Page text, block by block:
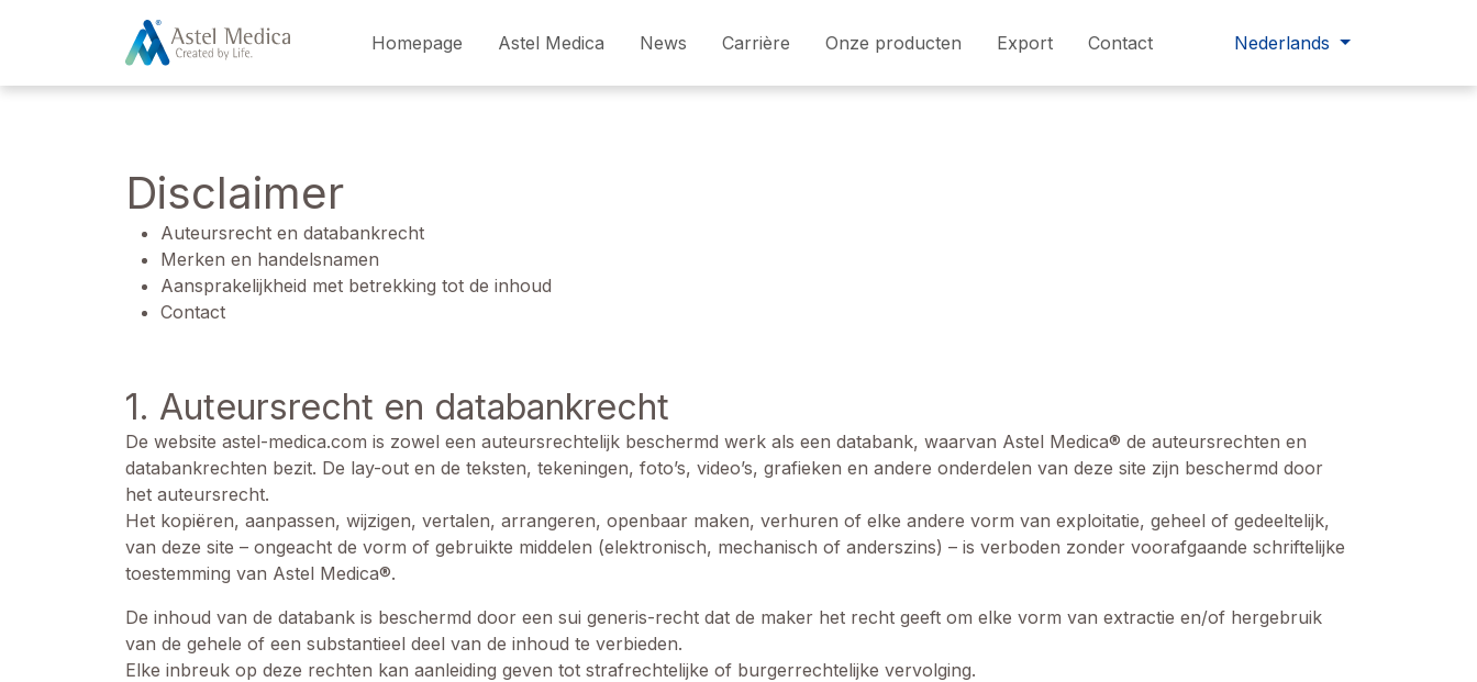
Homepage Astel Medica News Carrière Onze producten Export Contact Nederlands
Disclaimer
Auteursrecht en databankrecht
Merken en handelsnamen
Aansprakelijkheid met betrekking tot de inhoud
Contact
1. Auteursrecht en databankrecht
De website astel-medica.com is zowel een auteursrechtelijk beschermd werk als een databank, waarvan Astel Medica® de auteursrechten en
databankrechten bezit. De lay-out en de teksten, tekeningen, foto’s, video’s, grafieken en andere onderdelen van deze site zijn beschermd door
het auteursrecht.
Het kopiëren, aanpassen, wijzigen, vertalen, arrangeren, openbaar maken, verhuren of elke andere vorm van exploitatie, geheel of gedeeltelijk,
van deze site – ongeacht de vorm of gebruikte middelen (elektronisch, mechanisch of anderszins) – is verboden zonder voorafgaande schriftelijke
toestemming van Astel Medica®.
De inhoud van de databank is beschermd door een sui generis-recht dat de maker het recht geeft om elke vorm van extractie en/of hergebruik
van de gehele of een substantieel deel van de inhoud te verbieden.
Elke inbreuk op deze rechten kan aanleiding geven tot strafrechtelijke of burgerrechtelijke vervolging.